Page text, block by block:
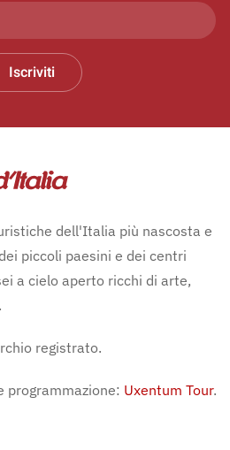
Iscriviti
dell'Italia più nascosta e
piccoli paesini e dei centri
a cielo aperto ricchi di arte,
registrato.
programmazione: Uxentum Tour.